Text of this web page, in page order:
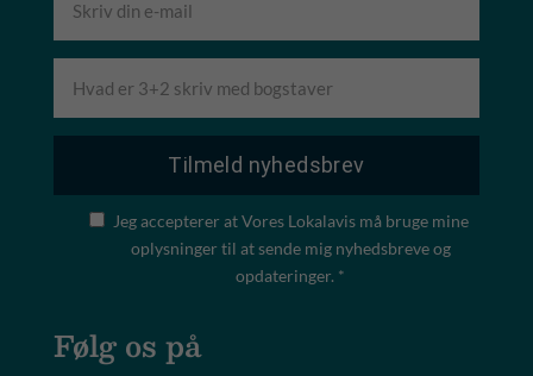
Jeg accepterer at Vores Lokalavis må bruge mine
oplysninger til at sende mig nyhedsbreve og
opdateringer. *
Følg os på